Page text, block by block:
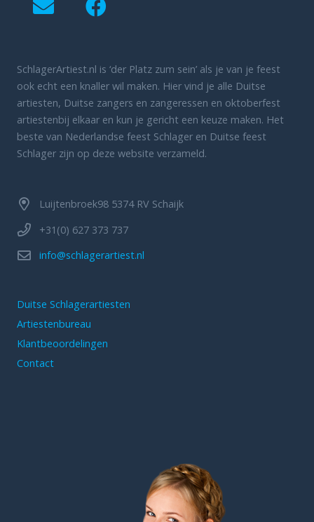
SchlagerArtiest.nl is ‘der Platz zum sein’ als je van je feest
ook echt een knaller wil maken. Hier vind je alle Duitse
artiesten, Duitse zangers en zangeressen en oktoberfest
artiestenbij elkaar en kun je gericht een keuze maken. Het
beste van Nederlandse feest Schlager en Duitse feest
Schlager zijn op deze website verzameld.
Luijtenbroek98 5374 RV Schaijk
+31(0) 627 373 737
info@schlagerartiest.nl
Duitse Schlagerartiesten
Artiestenbureau
Klantbeoordelingen
Contact